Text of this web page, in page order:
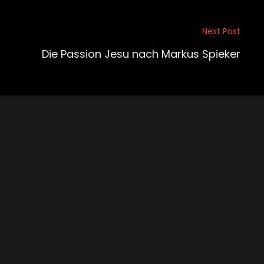
Next Post
Die Passion Jesu nach Markus Spieker